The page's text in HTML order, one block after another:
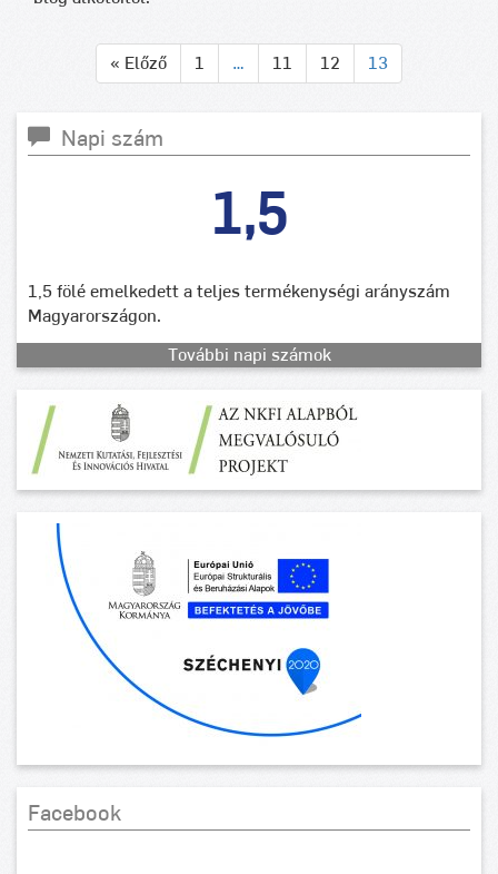
« Előző 1 … 11 12 13
Napi szám
1,5
1,5 fölé emelkedett a teljes termékenységi arányszám
Magyarországon.
További napi számok
Facebook